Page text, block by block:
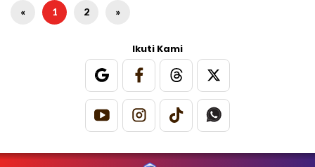
« 1 2 »
Ikuti Kami